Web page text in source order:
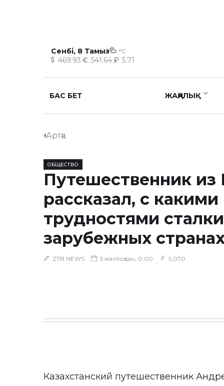
Сенбі, 8 Тамыз °C
469.93 541.64 5.71
БАС БЕТ ЖАҢАЛЫҚ
Артқа
ОБЩЕСТВО
Путешественник из
рассказал, с какими
трудностями
зарубежных
ZTB NEWS 5 желтоқсан, 0:00 5,070
Казахстанский путешественник